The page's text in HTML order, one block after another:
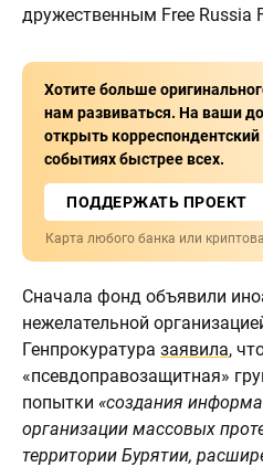
дружественным Free Russia
Хотите больше
нам развиваться. На ваши
открыть корреспондентский
событиях быстрее всех.
ПОДДЕРЖАТЬ ПРОЕКТ
Карта любого банка или
Сначала фонд объявили
нежелательной
Генпрокуратура заявила,
«псевдоправозащитная»
попытки «создания
организации массовых
территории Бурятии,